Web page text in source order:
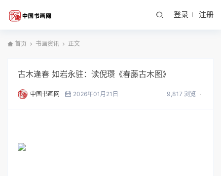
登录 注册
首页 书画资讯 正文
古木逢春 如岩永驻：读倪瓒《春藤古木图》
中国书画网 2026年01月21日 9,817 浏览